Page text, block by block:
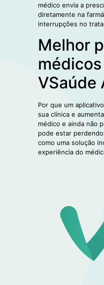
médico envia a
diretamente na
interrupções no
Melhor
VSaúde
Por que um
sua clínica e
médico e ainda não
pode estar
como uma solução
experiência do